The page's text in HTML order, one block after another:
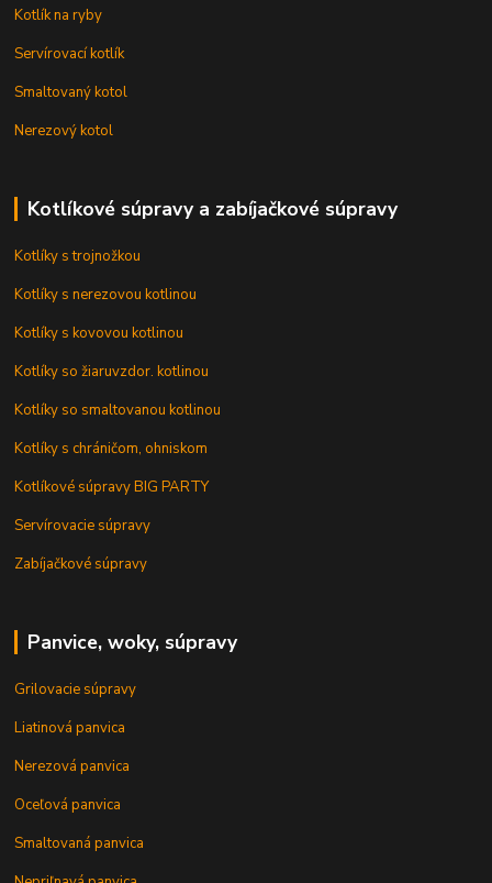
Kotlík na ryby
Servírovací kotlík
Smaltovaný kotol
Nerezový kotol
Kotlíkové súpravy a zabíjačkové súpravy
Kotlíky s trojnožkou
Kotlíky s nerezovou kotlinou
Kotlíky s kovovou kotlinou
Kotlíky so žiaruvzdor. kotlinou
Kotlíky so smaltovanou kotlinou
Kotlíky s chráničom, ohniskom
Kotlíkové súpravy BIG PARTY
Servírovacie súpravy
Zabíjačkové súpravy
Panvice, woky, súpravy
Grilovacie súpravy
Liatinová panvica
Nerezová panvica
Oceľová panvica
Smaltovaná panvica